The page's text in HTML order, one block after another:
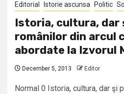
Editorial
Istorie ascunsa Politic
Istoria, cultura, dar
românilor din arcul
abordate la Izvorul
December 5, 2013 Editor
Normal 0 Istoria, cultura, dar şi